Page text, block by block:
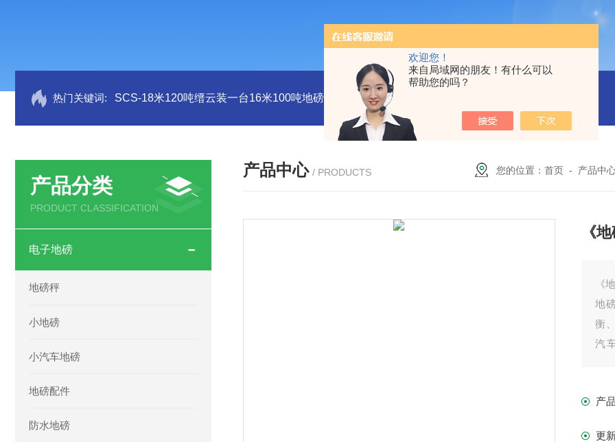
欢迎您！
来自局域网的朋友！有什么可以
帮助您的吗？
热门关键词: SCS-18米120吨缙云装一台16米100吨地磅多少钱？ SCS-18米120吨温岭装一台16米100吨地磅多少
产品分类
PRODUCT CLASSIFICATION
电子地磅
地磅秤
小地磅
小汽车地磅
地磅配件
防水地磅
产品中心 / PRODUCTS 您的位置：首页 - 产品中
《
《
地
衡
汽
产
更